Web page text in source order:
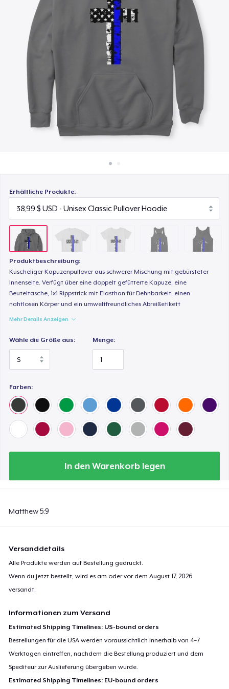
Überall verkaufen
Etwas verkaufen
Erhältliche Produkte:
Produktbeschreibung:
Kuscheliger Kapuzenpullover aus schwerer Mischung mit gebürsteter
Innenseite. Verfügt über eine doppelt gefütterte Kapuze, eine
Beuteltasche, 1x1 Rippstrick mit Elasthan für Dehnbarkeit, einen
nahtlosen Körper und ein umweltfreundliches Abreißetikett
Mehr Details Anzeigen
Wähle die Größe aus: Menge:
Farben:
In den Warenkorb legen
Matthew 5:9
Versanddetails
Alle Produkte werden auf Bestellung gedruckt.
Wenn du jetzt bestellt, wird es am oder vor demAugust 17, 2026
versandt.
Informationen zum Versand
Estimated Shipping Timelines: US-bound orders
Bestellungen für die USA werden voraussichtlich innerhalb von 4–7
Werktagen eintreffen, nachdem die Bestellung produziert und dem
Spediteur zur Auslieferung übergeben wurde.
Estimated Shipping Timelines: EU-bound orders
Women's Comfort Tee
Women's Flowy Tank Top
26,99 $
Premium Tank Top
22,99 $